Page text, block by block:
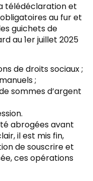
télédéclaration et
au fur et
guichets de
au 1er juillet 2025
de droits sociaux ;
;
sommes d’argent
abrogées avant
il est mis fin,
de souscrire et
ces opérations